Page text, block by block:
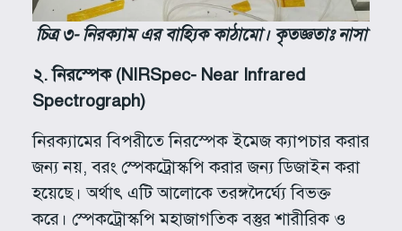
চিত্র ৩- নিরক্যাম এর বাহ্যিক কাঠামো। কৃতজ্ঞতাঃ নাসা
২.নিরস্পেক(NIRSpec- Near Infrared
Spectrograph)
নিরক্যামের বিপরীতে নিরস্পেক ইমেজ ক্যাপচার করার
জন্য নয়, বরং স্পেকট্রোস্কপি করার জন্য ডিজাইন করা
হয়েছে। অর্থাৎ এটি আলোকে তরঙ্গদৈর্ঘ্যে বিভক্ত
করে। স্পেকট্রোস্কপি মহাজাগতিক বস্তুর শারীরিক ও